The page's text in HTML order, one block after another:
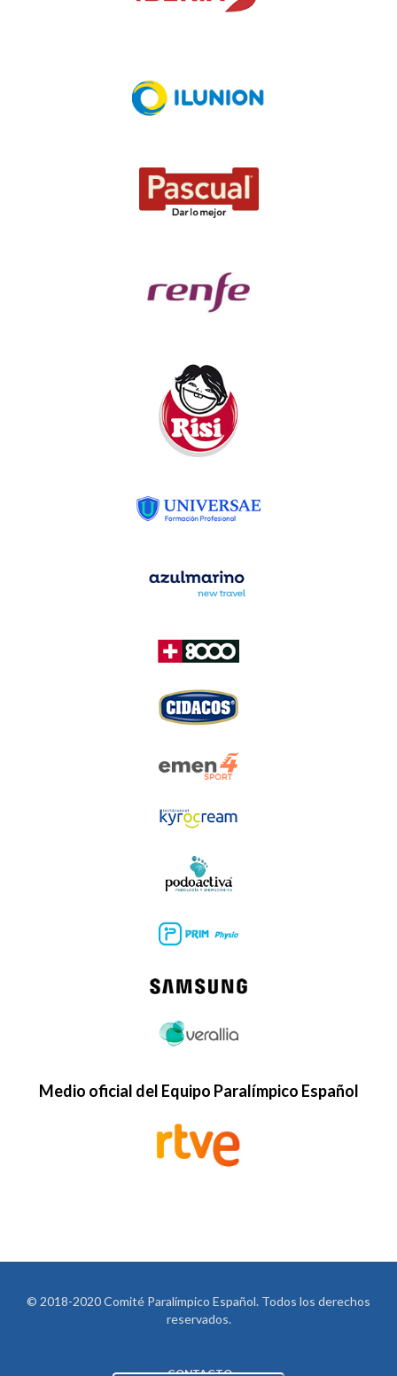
Medio oficial del Equipo Paralímpico Español
© 2018-2020 Comité Paralímpico Español. Todos los derechos
reservados.
CONTACTO